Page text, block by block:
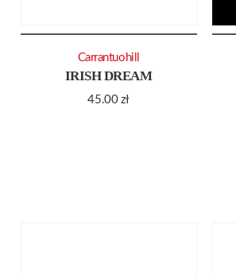
IRISH DREAM
45.00 zł
Carrantuohill